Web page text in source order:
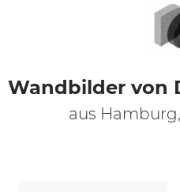
Wandbilder von
aus